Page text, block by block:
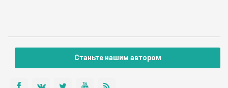
Станьте нашим автором